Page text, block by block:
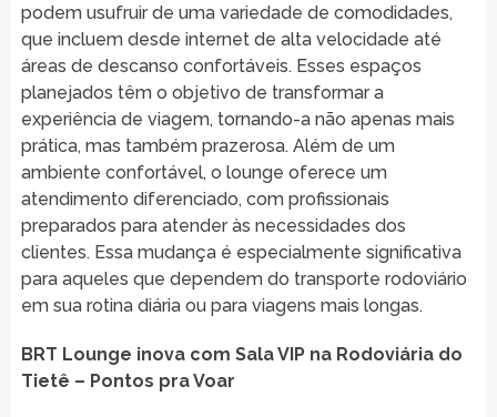
podem usufruir de uma variedade de comodidades,
que incluem desde internet de alta velocidade até
áreas de descanso confortáveis. Esses espaços
planejados têm o objetivo de transformar a
experiência de viagem, tornando-a não apenas mais
prática, mas também prazerosa. Além de um
ambiente confortável, o lounge oferece um
atendimento diferenciado, com profissionais
preparados para atender às necessidades dos
clientes. Essa mudança é especialmente significativa
para aqueles que dependem do transporte rodoviário
em sua rotina diária ou para viagens mais longas.
BRT Lounge inova com Sala VIP na Rodoviária do
Tietê – Pontos pra Voar